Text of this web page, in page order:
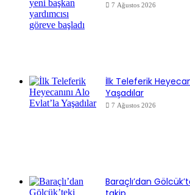
7 Ağustos 2026
İlk Teleferik
Yaşadılar
7 Ağustos 2026
Baraçlı’dan